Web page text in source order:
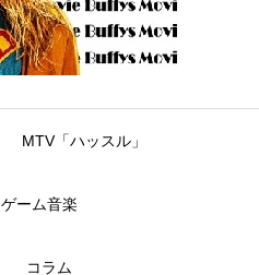
MTV「ハッスル」
ゲーム音楽
コラム